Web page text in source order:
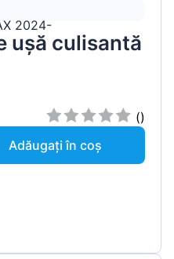
2024-
ușă culisantă
()
Adăugați în coș